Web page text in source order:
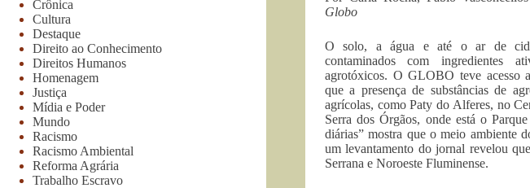
Globo
O solo, a água e até o ar de
contaminados com ingredientes
agrotóxicos. O GLOBO teve acesso
que a presença de substâncias de
agrícolas, como Paty do Alferes, no
Serra dos Órgãos, onde está o
diárias” mostra que o meio ambiente
um levantamento do jornal revelou
Serrana e Noroeste Fluminense.
Crônica
Cultura
Destaque
Direito ao Conhecimento
Direitos Humanos
Homenagem
Justiça
Mídia e Poder
Mundo
Racismo
Racismo Ambiental
Reforma Agrária
Trabalho Escravo